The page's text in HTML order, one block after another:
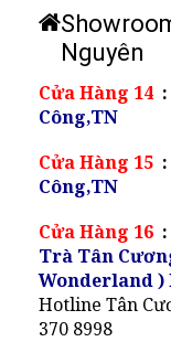
Nguyên
Cửa Hàng 14 :
Công,TN
Cửa Hàng 15 :
Công,TN
Cửa Hàng 16 :
Trà Tân
Wonderland )
Hotline Tân
370 8998